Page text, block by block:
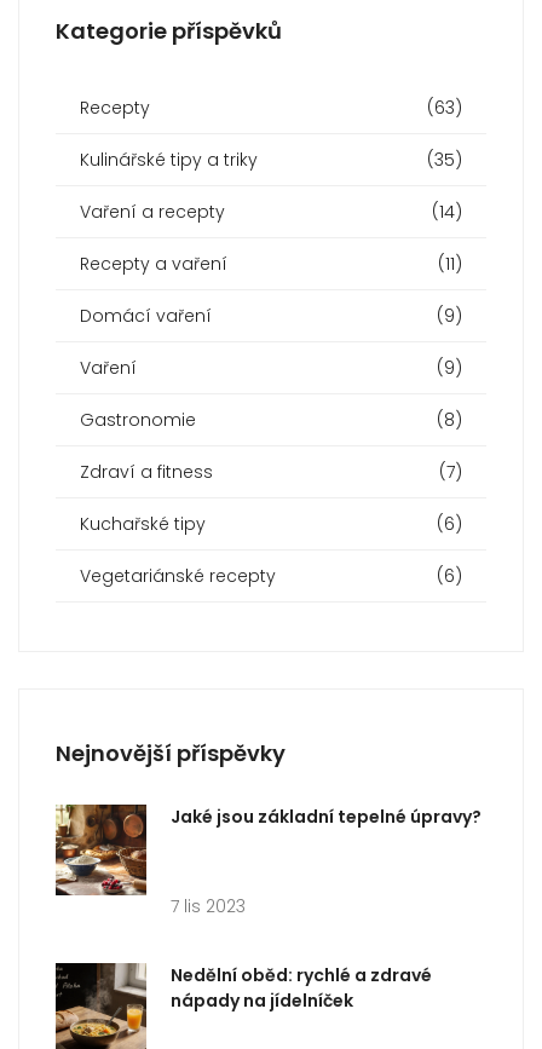
Kategorie příspěvků
Recepty (63)
Kulinářské tipy a triky (35)
Vaření a recepty (14)
Recepty a vaření (11)
Domácí vaření (9)
Vaření (9)
Gastronomie (8)
Zdraví a fitness (7)
Kuchařské tipy (6)
Vegetariánské recepty (6)
Nejnovější příspěvky
Jaké jsou základní tepelné úpravy?
7 lis 2023
Nedělní oběd: rychlé a zdravé
nápady na jídelníček